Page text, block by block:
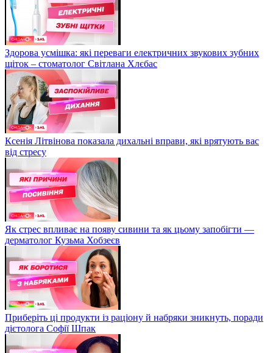
Здорова усмішка: які переваги електричних звукових зубних
щіток – стоматолог Світлана Хлєбас
Ксенія Літвінова показала дихальні вправи, які врятують вас
від стресу
Як стрес впливає на появу сивини та як цьому запобігти —
дерматолог Кузьма Хобзеєв
Приберіть ці продукти із раціону й набряки зникнуть, поради
дієтолога Софії Шпак